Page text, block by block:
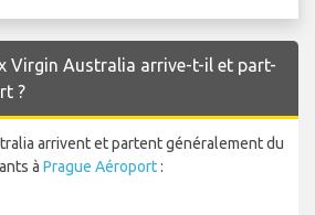
Virgin Australia arrive-t-il et part-
?
arrivent et partent généralement du
à Prague Aéroport: